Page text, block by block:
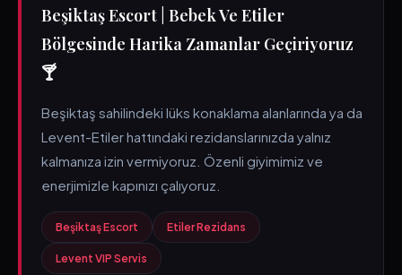
Beşiktaş Escort | Bebek Ve Etiler
Bölgesinde Harika Zamanlar Geçiriyoruz
🍸
Beşiktaş sahilindeki lüks konaklama alanlarında ya da
Levent-Etiler hattındaki rezidanslarınızda yalnız
kalmanıza izin vermiyoruz. Özenli giyimimiz ve
enerjimizle kapınızı çalıyoruz.
Beşiktaş Escort Etiler Rezidans
Levent VIP Servis